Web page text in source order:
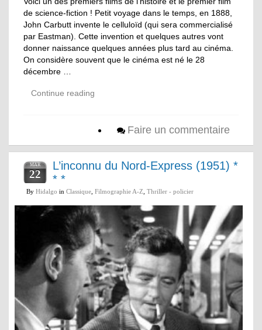
de science-fiction ! Petit voyage dans le temps, en 1888,
John Carbutt invente le celluloïd (qui sera commercialisé
par Eastman). Cette invention et quelques autres vont
donner naissance quelques années plus tard au cinéma.
On considère souvent que le cinéma est né le 28
décembre …
Continue reading
Faire un commentaire
MAR
22
L’inconnu du Nord-Express (1951) *
* *
By Hidalgo in Classique Filmographie A-Z Thriller - policier